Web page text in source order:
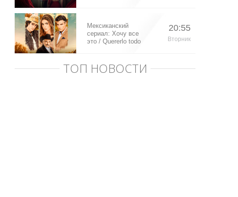
Мексиканский
сериал: Хочу все
это / Quererlo todo
20:55
Вторник
ТОП НОВОСТИ